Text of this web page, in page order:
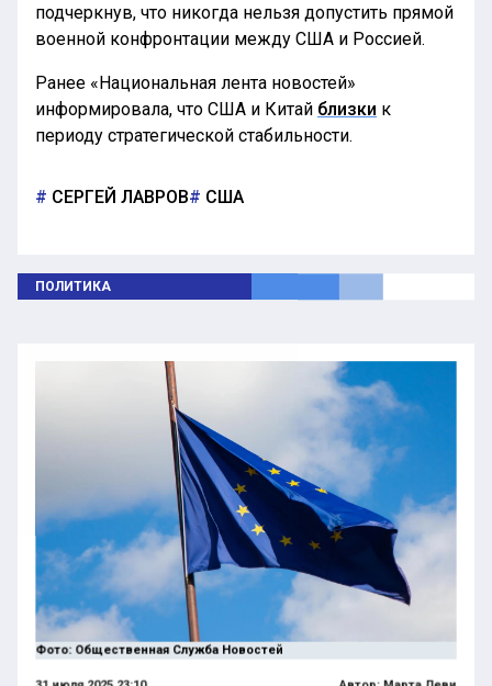
подчеркнув, что никогда нельзя допустить прямой
военной конфронтации между США и Россией.
Ранее «Национальная лента новостей»
информировала, что США и Китай близки к
периоду стратегической стабильности.
СЕРГЕЙ ЛАВРОВ США
ПОЛИТИКА
Фото: Общественная Служба Новостей